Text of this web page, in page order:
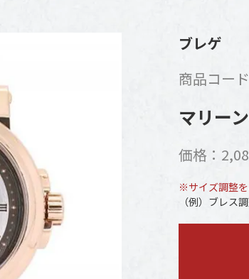
FRANCK MULLER
フランクミュラー
TAG HEUER
ブレゲ
商品コー
マリー
価格：
※サイズ調整を
（例）ブレス